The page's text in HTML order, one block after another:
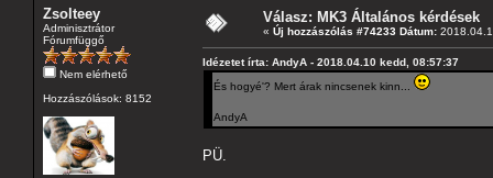
Zsolteey
Adminisztrátor
Fórumfüggő
Nem elérhető
Hozzászólások: 8152
Válasz: MK3 Általános kérdések
« Új hozzászólás #74233 Dátum:
Idézetet írta: AndyA - 2018.04.10 kedd, 08:57:37
És hogyé'? Mert árak nincsenek kinn...
AndyA
PÜ.